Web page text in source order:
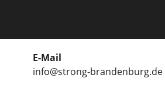
E-Mail
info@strong-brandenburg.de